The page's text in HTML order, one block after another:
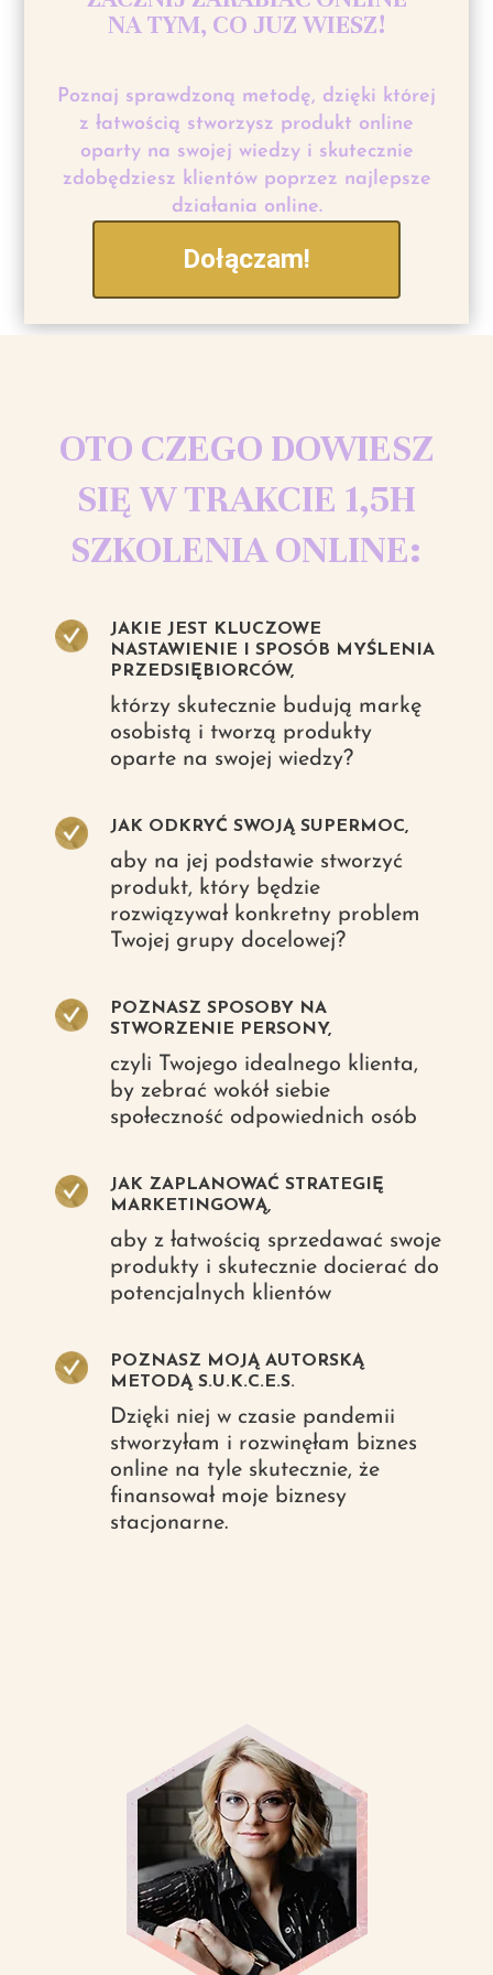
NA TYM, CO JUZ WIESZ!
Poznaj sprawdzoną metodę, dzięki której
z łatwością stworzysz produkt online
oparty na swojej wiedzy i skutecznie
zdobędziesz klientów poprzez najlepsze
działania online.
Dołączam!
OTO CZEGO DOWIESZ
SIĘ W TRAKCIE 1,5H
SZKOLENIA ONLINE:
JAKIE JEST KLUCZOWE
NASTAWIENIE I SPOSÓB MYŚLENIA
PRZEDSIĘBIORCÓW,
którzy skutecznie budują markę
osobistą i tworzą produkty
oparte na swojej wiedzy?
JAK ODKRYĆ SWOJĄ SUPERMOC,
aby na jej podstawie stworzyć
produkt, który będzie
rozwiązywał konkretny problem
Twojej grupy docelowej?
POZNASZ SPOSOBY NA
STWORZENIE PERSONY,
czyli Twojego idealnego klienta,
by zebrać wokół siebie
społeczność odpowiednich osób
JAK ZAPLANOWAĆ STRATEGIĘ
MARKETINGOWĄ,
aby z łatwością sprzedawać swoje
produkty i skutecznie docierać do
potencjalnych klientów
POZNASZ MOJĄ AUTORSKĄ
METODĄ S.U.K.C.E.S.
Dzięki niej w czasie pandemii
stworzyłam i rozwinęłam biznes
online na tyle skutecznie, że
finansował moje biznesy
stacjonarne.